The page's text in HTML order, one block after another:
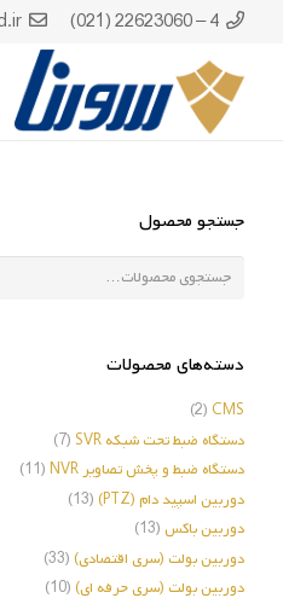
4 – 22623060 (021)
جستجو محصول
جستجو
دسته‌های محصولات
CMS
(2)
دستگاه ضبط تحت شبکه SVR
(7)
دستگاه ضبط و پخش تصاویر NVR
(11)
دوربین اسپید دام (PTZ)
(13)
دوربین باکس (13)
دوربین بولت (سری اقتصادی) (33)
دوربین بولت (سری حرفه ای) (10)